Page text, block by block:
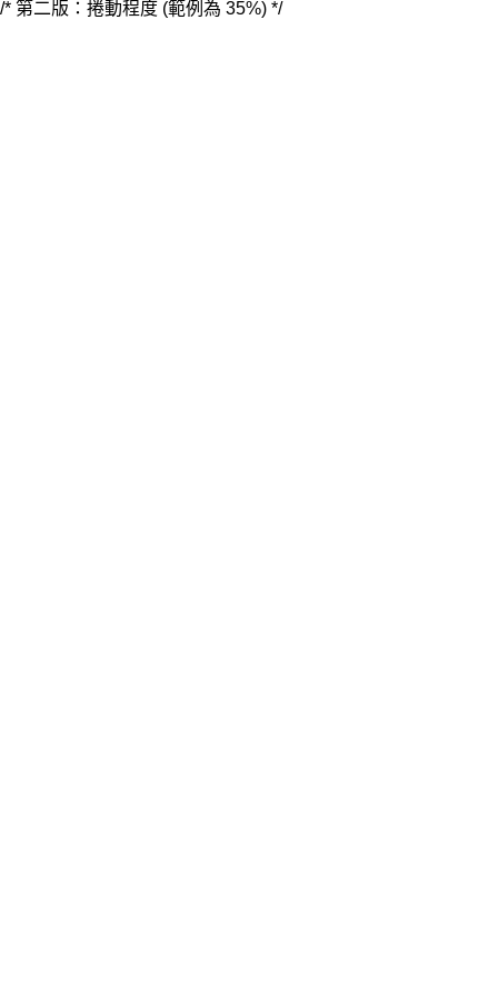
/* 第二版：捲動程度 (範例為 35%) */